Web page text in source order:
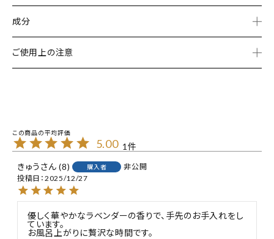
成分
ご使用上の注意
5.00 1
きゅう
8 購入者
非公開
投稿日 2025/12/27
優しく華やかなラベンダーの香りで、手先のお手入れをし
ています。
お風呂上がりに贅沢な時間です。